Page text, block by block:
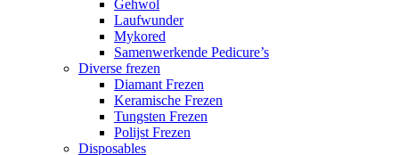
Gehwol
Laufwunder
Mykored
Samenwerkende Pedicure’s
Diverse frezen
Diamant Frezen
Keramische Frezen
Tungsten Frezen
Polijst Frezen
Disposables